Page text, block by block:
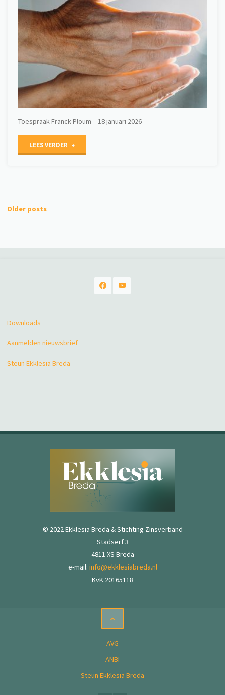
Toespraak Franck Ploum – 18 januari 2026
LEES VERDER "Genade"
Older posts
Downloads
Aanmelden nieuwsbrief
Steun Ekklesia Breda
© 2022 Ekklesia Breda & Stichting Zinsverband
Stadserf 3
4811 XS Breda
e-mail: info@ekklesiabreda.nl
KvK 20165118
AVG
ANBI
Steun Ekklesia Breda